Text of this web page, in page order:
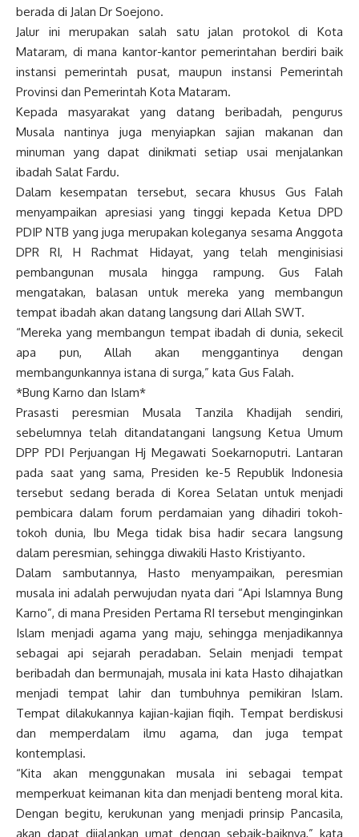
berada di Jalan Dr Soejono.
Jalur ini merupakan salah satu jalan protokol di Kota
Mataram, di mana kantor-kantor pemerintahan berdiri baik
instansi pemerintah pusat, maupun instansi Pemerintah
Provinsi dan Pemerintah Kota Mataram.
Kepada masyarakat yang datang beribadah, pengurus
Musala nantinya juga menyiapkan sajian makanan dan
minuman yang dapat dinikmati setiap usai menjalankan
ibadah Salat Fardu.
Dalam kesempatan tersebut, secara khusus Gus Falah
menyampaikan apresiasi yang tinggi kepada Ketua DPD
PDIP NTB yang juga merupakan koleganya sesama Anggota
DPR RI, H Rachmat Hidayat, yang telah menginisiasi
pembangunan musala hingga rampung. Gus Falah
mengatakan, balasan untuk mereka yang membangun
tempat ibadah akan datang langsung dari Allah SWT.
“Mereka yang membangun tempat ibadah di dunia, sekecil
apa pun, Allah akan menggantinya dengan
membangunkannya istana di surga,” kata Gus Falah.
*Bung Karno dan Islam*
Prasasti peresmian Musala Tanzila Khadijah sendiri,
sebelumnya telah ditandatangani langsung Ketua Umum
DPP PDI Perjuangan Hj Megawati Soekarnoputri. Lantaran
pada saat yang sama, Presiden ke-5 Republik Indonesia
tersebut sedang berada di Korea Selatan untuk menjadi
pembicara dalam forum perdamaian yang dihadiri tokoh-
tokoh dunia, Ibu Mega tidak bisa hadir secara langsung
dalam peresmian, sehingga diwakili Hasto Kristiyanto.
Dalam sambutannya, Hasto menyampaikan, peresmian
musala ini adalah perwujudan nyata dari “Api Islamnya Bung
Karno”, di mana Presiden Pertama RI tersebut menginginkan
Islam menjadi agama yang maju, sehingga menjadikannya
sebagai api sejarah peradaban. Selain menjadi tempat
beribadah dan bermunajah, musala ini kata Hasto dihajatkan
menjadi tempat lahir dan tumbuhnya pemikiran Islam.
Tempat dilakukannya kajian-kajian fiqih. Tempat berdiskusi
dan memperdalam ilmu agama, dan juga tempat
kontemplasi.
“Kita akan menggunakan musala ini sebagai tempat
memperkuat keimanan kita dan menjadi benteng moral kita.
Dengan begitu, kerukunan yang menjadi prinsip Pancasila,
akan dapat dijalankan umat dengan sebaik-baiknya,” kata